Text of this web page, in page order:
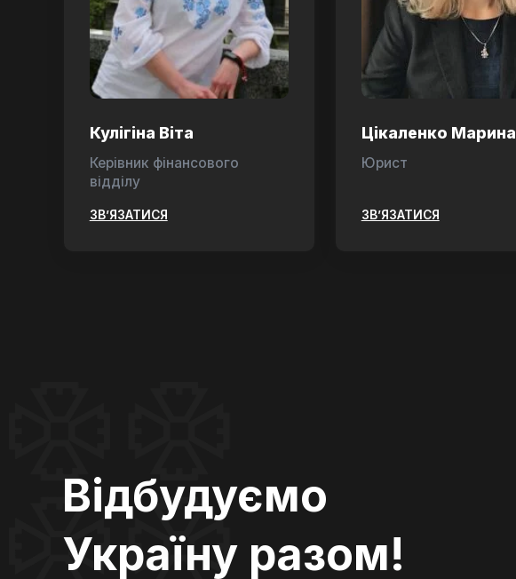
Кулігіна Віта
Керівник фінансового
відділу
ЗВ’ЯЗАТИСЯ
Цікаленко Марина
Юрист
ЗВ’ЯЗАТИСЯ
Відбудуємо
Україну разом!